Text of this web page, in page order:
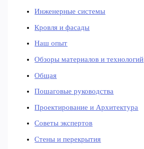
Инженерные системы
Кровля и фасады
Наш опыт
Обзоры материалов и технологий
Общая
Пошаговые руководства
Проектирование и Архитектура
Советы экспертов
Стены и перекрытия